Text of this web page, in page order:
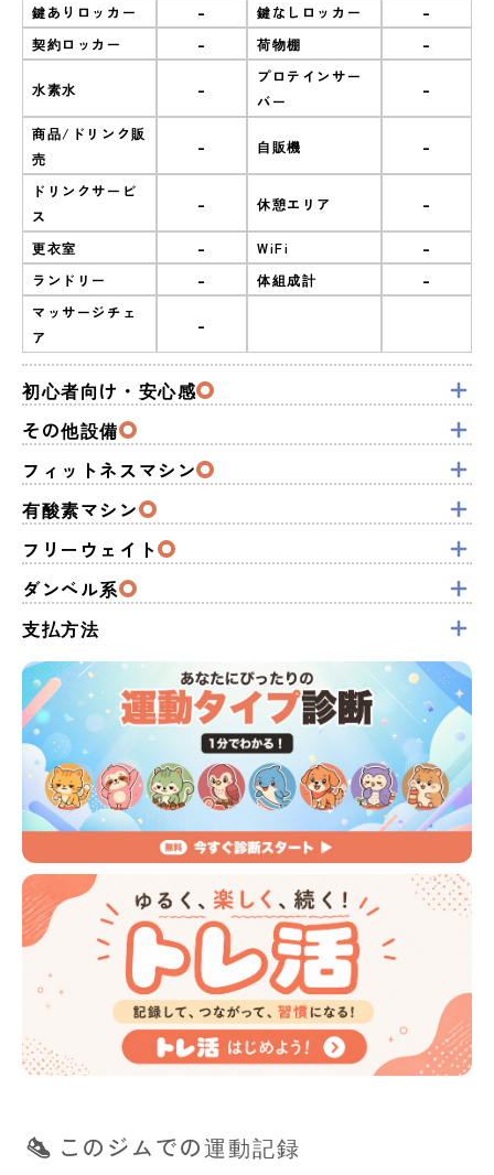
鍵ありロッカー - 鍵なしロッカー -
契約ロッカー - 荷物棚 -
水素水 -
プロテインサー
バー
-
商品/ドリンク販
売
- 自販機 -
ドリンクサービ
ス
- 休憩エリア -
更衣室 - WiFi -
ランドリー - 体組成計 -
マッサージチェ
ア
-
初心者向け・安心感
その他設備
フィットネスマシン
有酸素マシン
フリーウェイト
ダンベル系
支払方法
このジムでの運動記録